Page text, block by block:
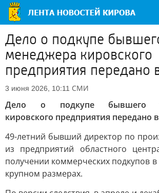
Дело о подкупе
менеджера кировского
предприятия передано
3 июня 2026, 10:11 СМИ
Дело о подкупе бывшего
кировского предприятия передано
49-летний бывший директор по
из предприятий областного
получении коммерческих подкупов
крупном размерах.